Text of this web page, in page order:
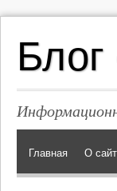
Блог
Главная О